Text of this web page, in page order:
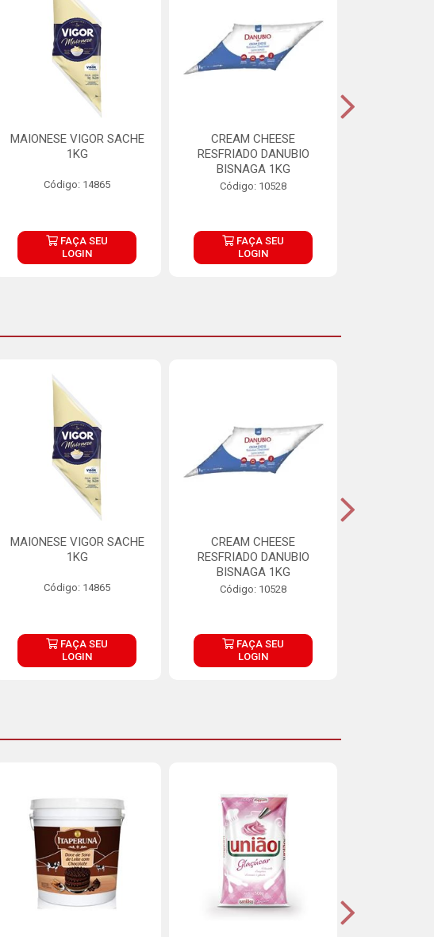
MAIONESE VIGOR SACHE
1KG
Código: 14865
FAÇA SEU
LOGIN
CREAM CHEESE
RESFRIADO DANUBIO
BISNAGA 1KG
Código: 10528
FAÇA SEU
LOGIN
MAIONESE VIGOR SACHE
1KG
Código: 14865
FAÇA SEU
LOGIN
CREAM CHEESE
RESFRIADO DANUBIO
BISNAGA 1KG
Código: 10528
FAÇA SEU
LOGIN